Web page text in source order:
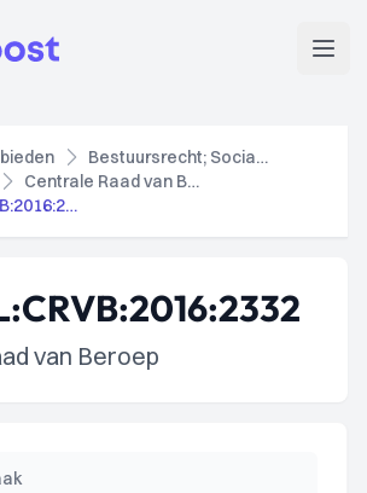
Bestuursrecht; Socialezekerheidsrecht
Centrale Raad van Beroep
ECLI:NL:CRVB:2016:2332
van Beroep